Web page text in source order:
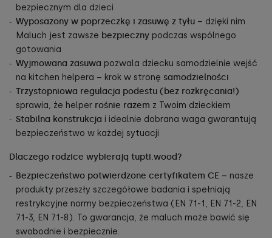
bezpiecznym dla dzieci
Wyposażony w poprzeczkę i zasuwę z tyłu – dzięki nim
Maluch jest zawsze bezpieczny podczas wspólnego
gotowania
Wyjmowana zasuwa pozwala dziecku samodzielnie wejść
na kitchen helpera – krok w stronę samodzielności
Trzystopniowa regulacja podestu (bez rozkręcania!)
sprawia, że helper rośnie razem z Twoim dzieckiem
Stabilna konstrukcja i idealnie dobrana waga gwarantują
bezpieczeństwo w każdej sytuacji
Dlaczego rodzice wybierają tupti.wood?
Bezpieczeństwo potwierdzone certyfikatem CE – nasze
produkty przeszły szczegółowe badania i spełniają
restrykcyjne normy bezpieczeństwa (EN 71-1, EN 71-2, EN
71-3, EN 71-8). To gwarancja, że maluch może bawić się
swobodnie i bezpiecznie.